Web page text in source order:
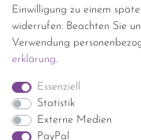
Einwilligung zu einem
widerrufen. Beachten Sie
Verwendung
erklärung.
Essenziell
Statistik
Externe Medien
PayPal
Wir kaufen an
Sie haben zuviel Porzellan
Einfach unverbindliches
*Endpreis inkl.
UStG der
Mehrwertsteuer